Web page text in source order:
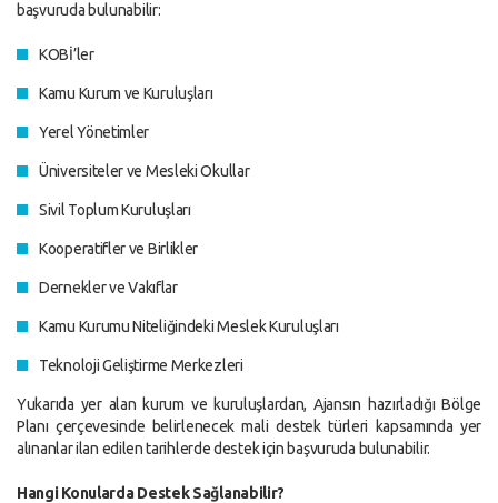
başvuruda bulunabilir:
KOBİ’ler
Kamu Kurum ve Kuruluşları
Yerel Yönetimler
Üniversiteler ve Mesleki Okullar
Sivil Toplum Kuruluşları
Kooperatifler ve Birlikler
Dernekler ve Vakıflar
Kamu Kurumu Niteliğindeki Meslek Kuruluşları
Teknoloji Geliştirme Merkezleri
Yukarıda yer alan kurum ve kuruluşlardan, Ajansın hazırladığı Bölge
Planı çerçevesinde belirlenecek mali destek türleri kapsamında yer
alınanlar ilan edilen tarihlerde destek için başvuruda bulunabilir.
Hangi Konularda Destek Sağlanabilir?